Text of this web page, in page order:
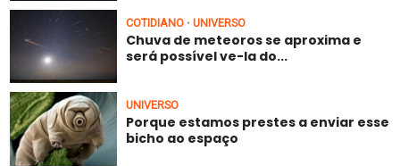
COTIDIANO • UNIVERSO
Chuva de meteoros se aproxima e
será possível ve-la do...
UNIVERSO
Porque estamos prestes a enviar esse
bicho ao espaço